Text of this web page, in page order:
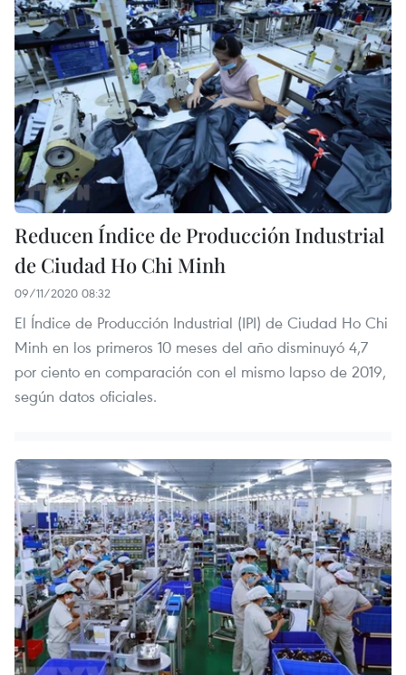
Reducen Índice de Producción Industrial
de Ciudad Ho Chi Minh
09/11/2020 08:32
El Índice de Producción Industrial (IPI) de Ciudad Ho Chi
Minh en los primeros 10 meses del año disminuyó 4,7
por ciento en comparación con el mismo lapso de 2019,
según datos oficiales.